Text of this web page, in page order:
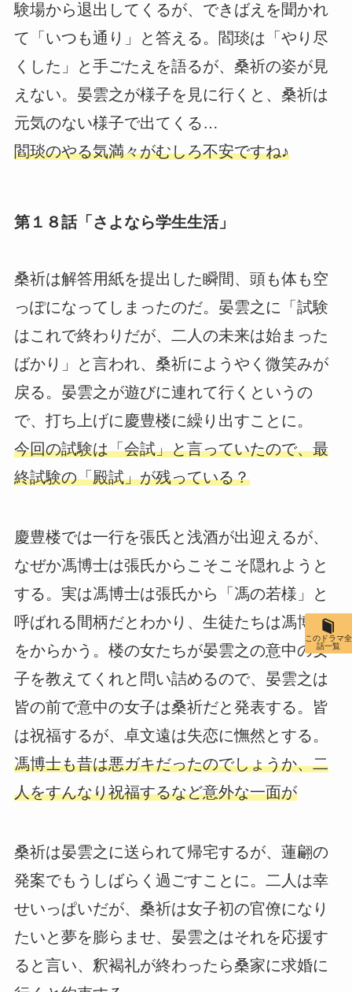
験場から退出してくるが、できばえを聞かれ
て「いつも通り」と答える。閻琰は「やり尽
くした」と手ごたえを語るが、桑祈の姿が見
えない。晏雲之が様子を見に行くと、桑祈は
元気のない様子で出てくる…
閻琰のやる気満々がむしろ不安ですね♪
第１８話「さよなら学生生活」
桑祈は解答用紙を提出した瞬間、頭も体も空
っぽになってしまったのだ。晏雲之に「試験
はこれで終わりだが、二人の未来は始まった
ばかり」と言われ、桑祈にようやく微笑みが
戻る。晏雲之が遊びに連れて行くというの
で、打ち上げに慶豊楼に繰り出すことに。
今回の試験は「会試」と言っていたので、最
終試験の「殿試」が残っている？
慶豊楼では一行を張氏と浅酒が出迎えるが、
なぜか馮博士は張氏からこそこそ隠れようと
する。実は馮博士は張氏から「馮の若様」と
呼ばれる間柄だとわかり、生徒たちは馮博士
をからかう。楼の女たちが晏雲之の意中の女
子を教えてくれと問い詰めるので、晏雲之は
皆の前で意中の女子は桑祈だと発表する。皆
は祝福するが、卓文遠は失恋に憮然とする。
馮博士も昔は悪ガキだったのでしょうか、二
人をすんなり祝福するなど意外な一面が
桑祈は晏雲之に送られて帰宅するが、蓮翩の
発案でもうしばらく過ごすことに。二人は幸
せいっぱいだが、桑祈は女子初の官僚になり
たいと夢を膨らませ、晏雲之はそれを応援す
ると言い、釈褐礼が終わったら桑家に求婚に
このドラマ全
話一覧